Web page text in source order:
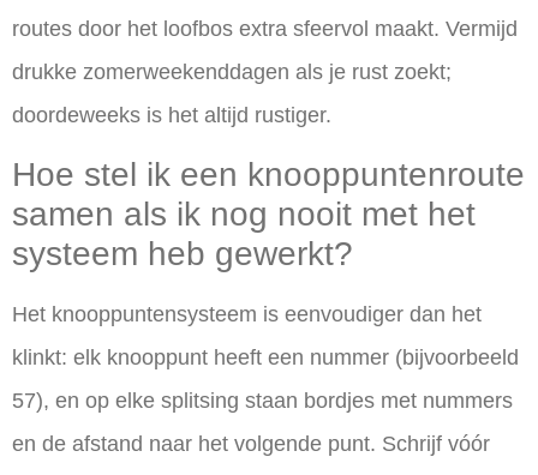
routes door het loofbos extra sfeervol maakt. Vermijd
drukke zomerweekenddagen als je rust zoekt;
doordeweeks is het altijd rustiger.
Hoe stel ik een knooppuntenroute
samen als ik nog nooit met het
systeem heb gewerkt?
Het knooppuntensysteem is eenvoudiger dan het
klinkt: elk knooppunt heeft een nummer (bijvoorbeeld
57), en op elke splitsing staan bordjes met nummers
en de afstand naar het volgende punt. Schrijf vóór